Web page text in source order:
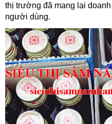
thị trường đã mang lại
người dùng.